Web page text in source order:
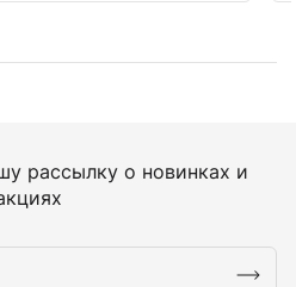
рассылку о новинках и